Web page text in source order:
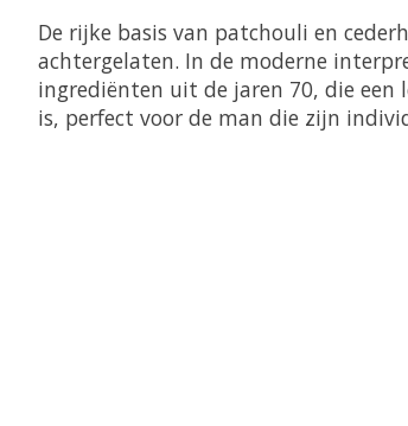
De rijke basis van patchouli en
achtergelaten. In de moderne
ingrediënten uit de jaren 70, die een
is, perfect voor de man die zijn